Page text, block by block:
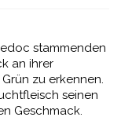
stammenden
an ihrer
zu erkennen.
seinen
Geschmack.